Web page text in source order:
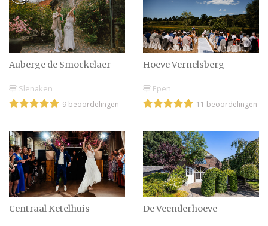
Auberge de Smockelaer
Slenaken
9 beoordelingen
Hoeve Vernelsberg
Epen
11 beoordelingen
Centraal Ketelhuis De Veenderhoeve